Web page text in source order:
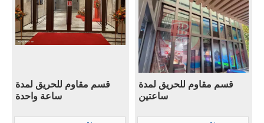
قسم مقاوم للحريق لمدة
ساعة واحدة
قسم مقاوم للحريق لمدة
ساعتين